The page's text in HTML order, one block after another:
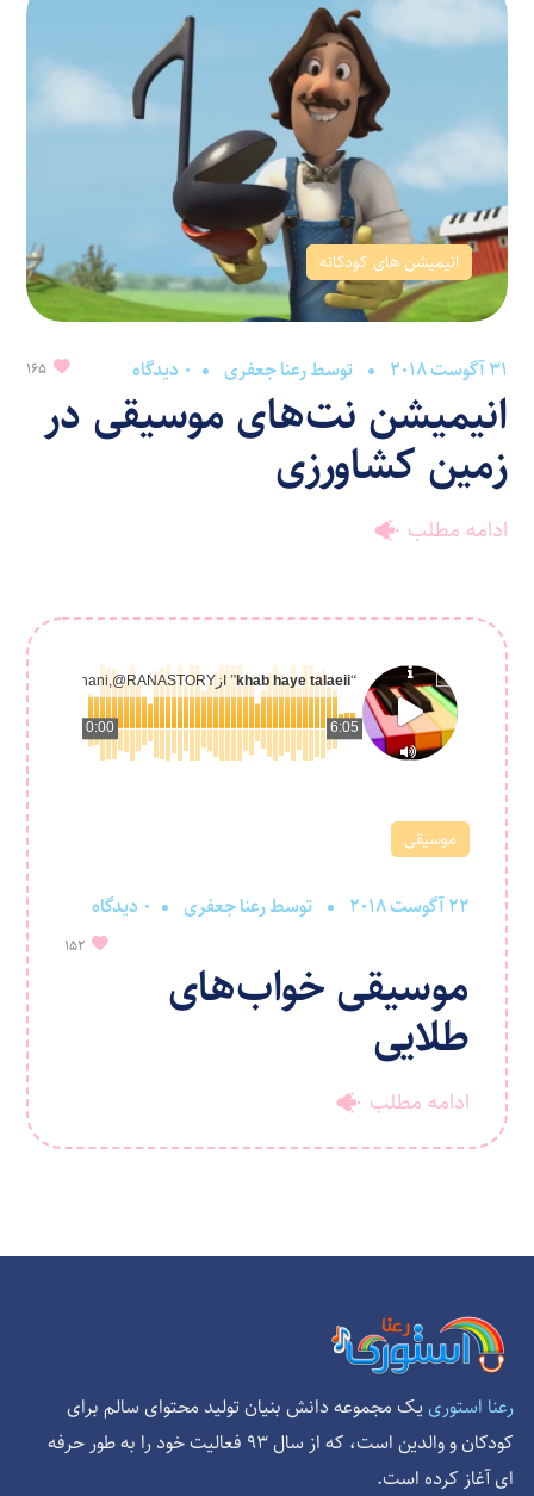
انیمیشن های کودکانه
31 آگوست 2018 توسطرعنا جعفری 0 دیدگاه 165
انیمیشن نت‌های موسیقی در
زمین کشاورزی
ادامه مطلب
0:00 6:05
“
khab haye talaeii” از rohani,@RANASTORY
موسیقی
22 آگوست 2018 توسطرعنا جعفری 0 دیدگاه
152
موسیقی خواب‌های
طلایی
ادامه مطلب
رعنا استوری یک مجموعه دانش بنیان تولید محتوای سالم برای
کودکان و والدین است، که از سال 93 فعالیت خود را به طور حرفه
ای آغاز کرده است.